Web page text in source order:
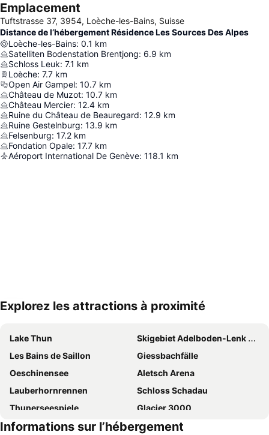
Emplacement
Tuftstrasse 37, 3954, Loèche-les-Bains, Suisse
Distance de l’hébergement Résidence Les Sources Des Alpes
Loèche-les-Bains: 0.1 km
Satelliten Bodenstation Brentjong: 6.9 km
Schloss Leuk: 7.1 km
Loèche: 7.7 km
Open Air Gampel: 10.7 km
Château de Muzot: 10.7 km
Château Mercier: 12.4 km
Ruine du Château de Beauregard: 12.9 km
Ruine Gestelnburg: 13.9 km
Felsenburg: 17.2 km
Fondation Opale: 17.7 km
Aéroport International De Genève: 118.1 km
Explorez les attractions à proximité
Lake Thun
Skigebiet Adelboden-Lenk dänk
Les Bains de Saillon
Giessbachfälle
Oeschinensee
Aletsch Arena
Lauberhornrennen
Schloss Schadau
Thunerseespiele
Glacier 3000
Les Bains de la Gruyère
Grimentz
Informations sur l’hébergement